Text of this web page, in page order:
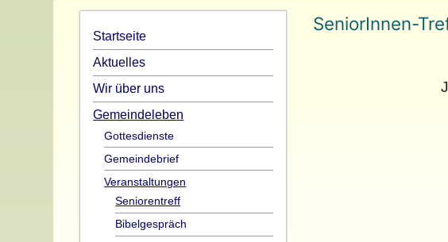
Startseite
Aktuelles
Wir über uns
Gemeindeleben
Gottesdienste
Gemeindebrief
Veranstaltungen
Seniorentreff
Bibelgespräch
SeniorInnen-